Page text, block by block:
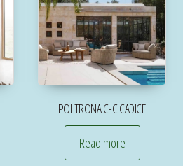
POLTRONA C-C CADICE
Read more